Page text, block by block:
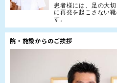
患者様には、足の大
に再発を起こさない
す。
院・施設からのご挨拶